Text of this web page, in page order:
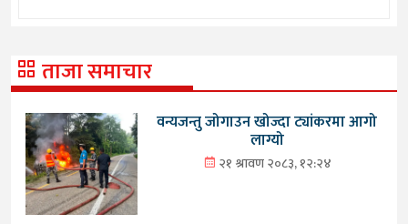
ताजा समाचार
वन्यजन्तु जोगाउन खोज्दा ट्यांकरमा आगो
लाग्यो
२१ श्रावण २०८३, १२:२४